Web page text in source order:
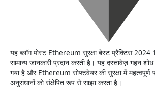
यह ब्लॉग पोस्ट Ethereum सुरक्षा बेस्ट प्रैक्टिस 2024
सामान्य जानकारी प्रदान करती है। यह दस्तावेज़ गहन
गया है और Ethereum सोफ्टवेयर की सुरक्षा में महत्वपूर्ण
अनुसंधानों को संक्षेपित रूप से साझा करता है।